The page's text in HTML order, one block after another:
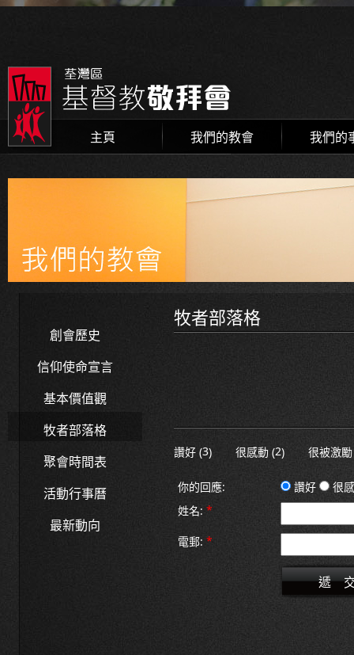
主頁 我們的教會 我們的
創會歷史
信仰使命宣言
基本價值觀
牧者部落格
聚會時間表
活動行事曆
最新動向
牧者部落格
讚好 (3) 很感動 (2) 很被激
你的回應: 讚好
很
姓名: *
電郵: *